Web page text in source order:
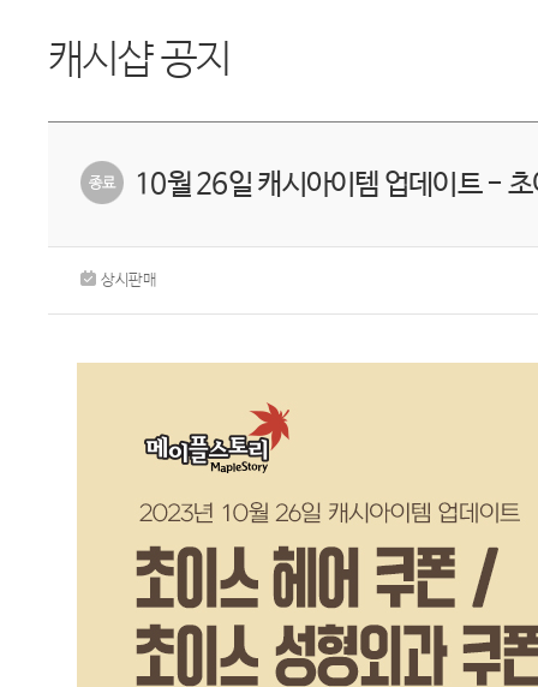
캐시샵 공지
10월 26일 캐시아이템 업데이트 -
상시판매